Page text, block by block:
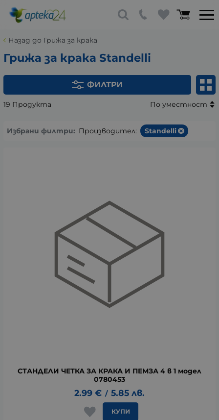
Назад до Грижа за крака
Грижа за крака Standelli
ФИЛТРИ
19 Продукта По уместност
Избрани филтри: Производител: Standelli
СТАНДЕЛИ ЧЕТКА ЗА КРАКА И ПЕМЗА 4 в 1 модел
0780453
2.99 € / 5.85 лв.
КУПИ